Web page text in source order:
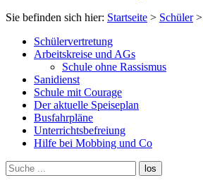
Sie befinden sich hier: Startseite > Schüler>
Schülervertretung
Arbeitskreise und AGs
Schule ohne Rassismus
Sanidienst
Schule mit Courage
Der aktuelle Speiseplan
Busfahrpläne
Unterrichtsbefreiung
Hilfe bei Mobbing und Co